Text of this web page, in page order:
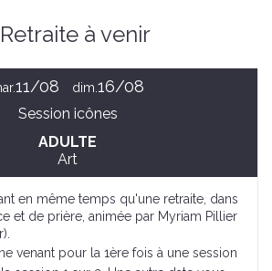
à venir
11/08 dim.16/08
Session icônes
ADULTE
Art
en même temps qu'une retraite, dans
et de prière, animée par Myriam Pillier
venant pour la 1ère fois à une session